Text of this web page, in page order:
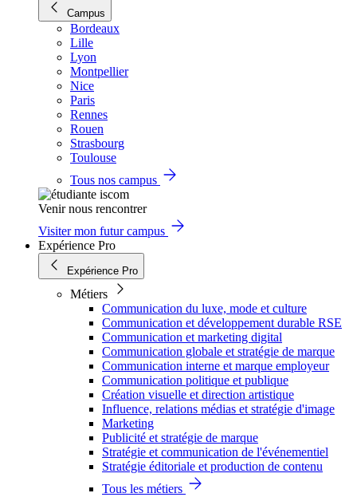
Campus
Bordeaux
Lille
Lyon
Montpellier
Nice
Paris
Rennes
Rouen
Strasbourg
Toulouse
Tous nos campus
Venir nous rencontrer
Visiter mon futur campus
Expérience Pro
Expérience Pro
Métiers
Communication du luxe, mode et culture
Communication et développement durable RSE
Communication et marketing digital
Communication globale et stratégie de marque
Communication interne et marque employeur
Communication politique et publique
Création visuelle et direction artistique
Influence, relations médias et stratégie d'image
Marketing
Publicité et stratégie de marque
Stratégie et communication de l'événementiel
Stratégie éditoriale et production de contenu
Tous les métiers